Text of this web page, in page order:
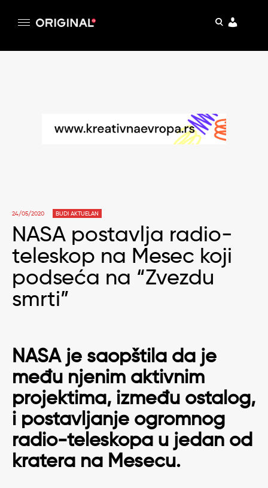
pretraga
24/05/2020 BUDI AKTUELAN
NASA postavlja radio-
teleskop na Mesec koji
podseća na “Zvezdu
smrti”
NASA je saopštila da je
među njenim aktivnim
projektima, između ostalog,
i postavljanje ogromnog
radio-teleskopa u jedan od
kratera na Mesecu.